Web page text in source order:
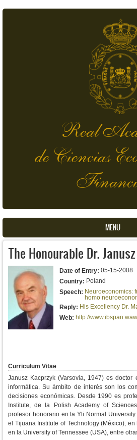
Real
de Ciencias
MENU
The Honourable Dr.
Date of Entry: 05-15-2008
Country: Poland
Speech: Neuroeconomics:
homo
Reply: His Excellency Dr.
Web: http://
Curriculum Vitae
Janusz Kacprzyk (Varsovia, 1947) es
informática. Su ámbito de interés son los
decisiones económicas. Desde 1990 es
Institute, de la Polish Academy of
profesor honorario en la Yli Normal
el Tijuana Institute of Technology (México),
en la University of Tennessee (USA), entre